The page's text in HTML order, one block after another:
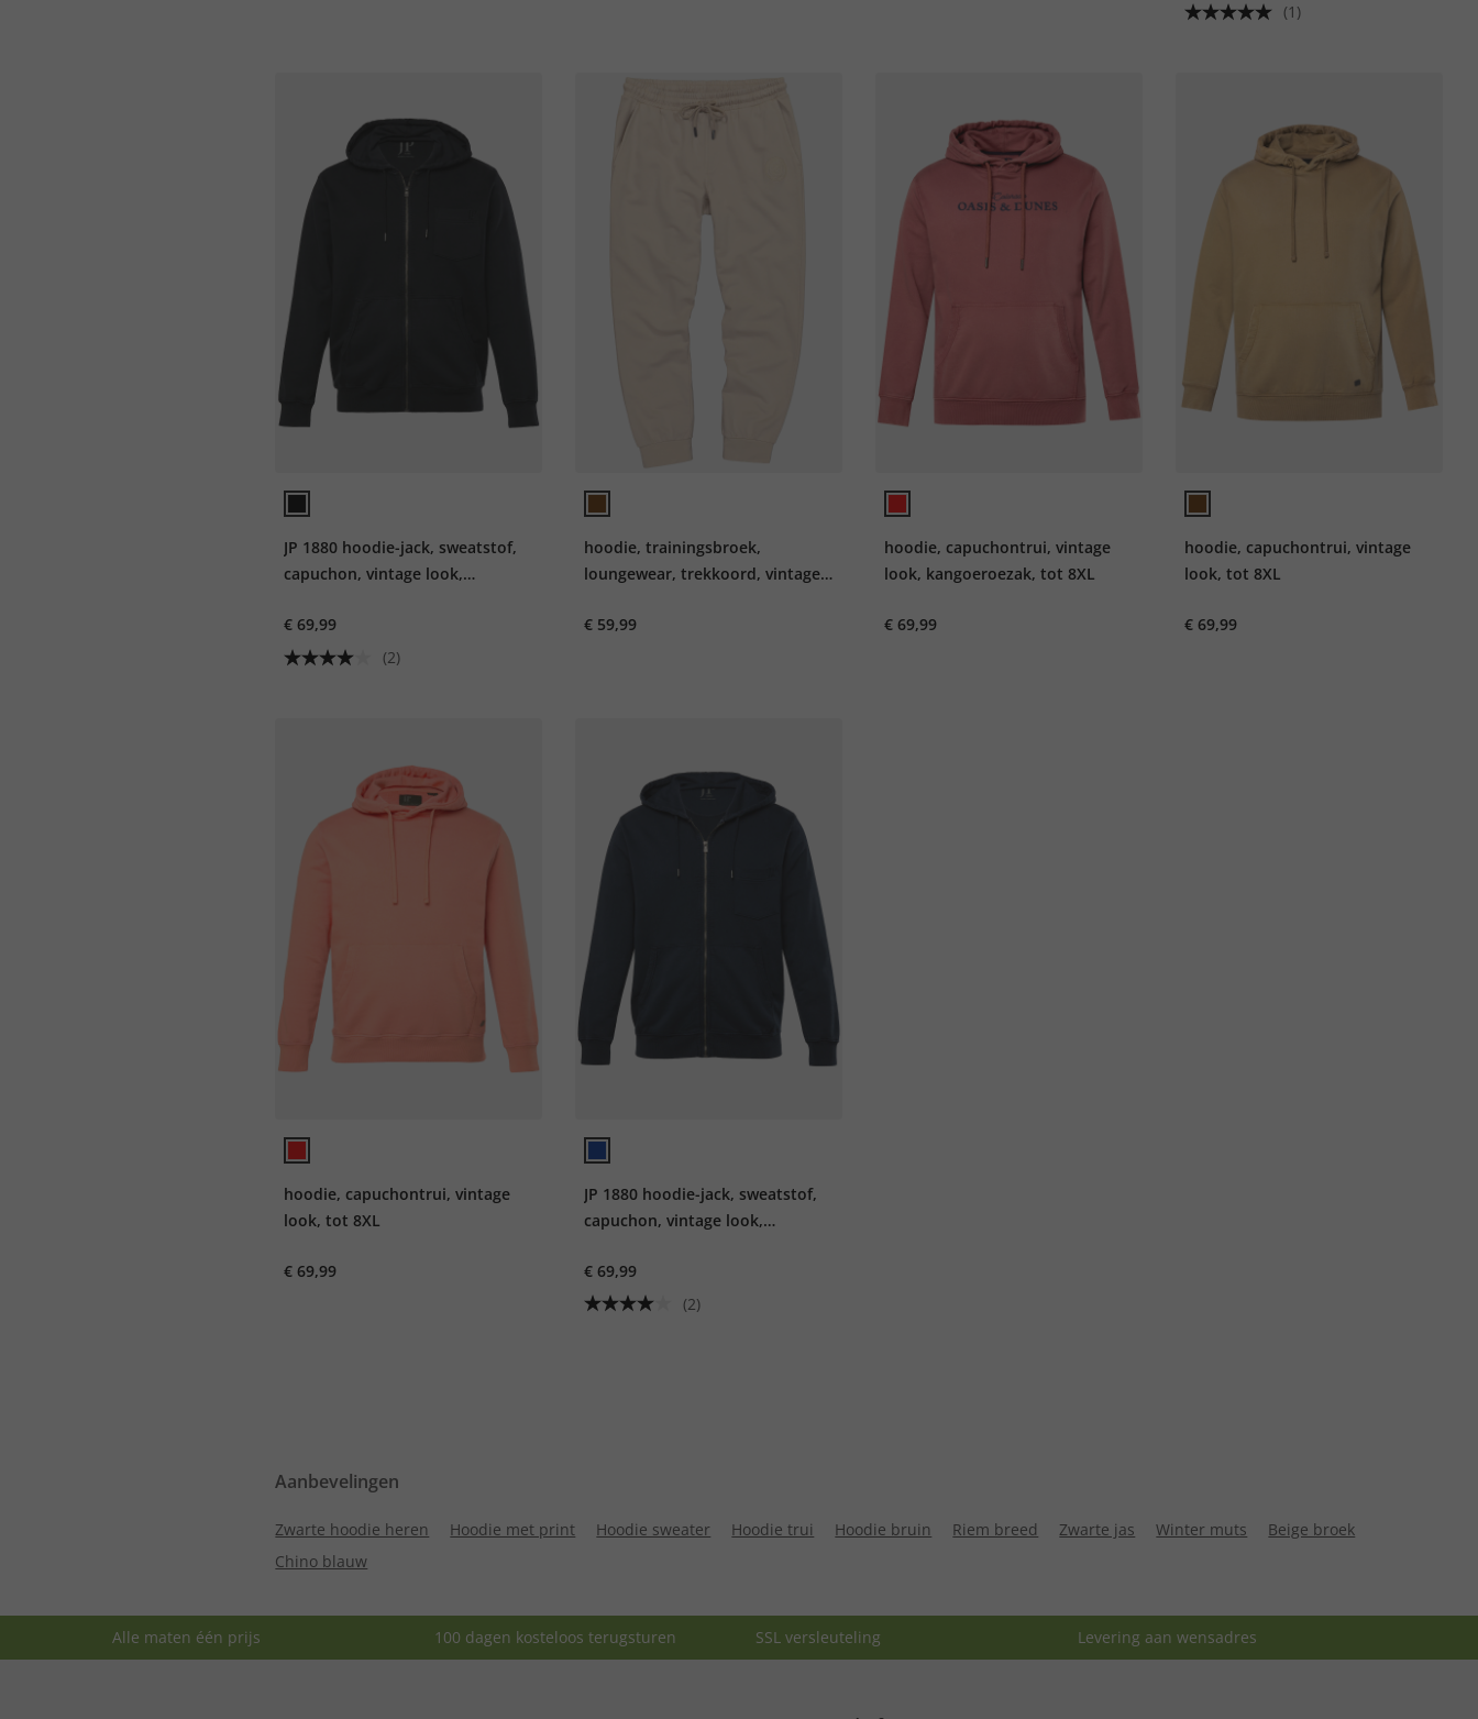
(1)
JP 1880 hoodie-jack, sweatstof,
capuchon, vintage look,
€ 69,99
(2)
hoodie, trainingsbroek,
loungewear, trekkoord, vintage
€ 59,99
hoodie, capuchontrui, vintage
look, kangoeroezak, tot 8XL
€ 69,99
hoodie, capuchontrui, vintage
look, tot 8XL
€ 69,99
hoodie, capuchontrui, vintage
look, tot 8XL
€ 69,99
JP 1880 hoodie-jack, sweatstof,
capuchon, vintage look,
€ 69,99
(2)
Aanbevelingen
Zwarte hoodie heren Hoodie met print Hoodie sweater Hoodie trui Hoodie bruin Riem breed Zwarte jas Winter muts
Beige broek
Chino blauw
Alle maten één prijs 100 dagen kosteloos terugsturen SSL versleuteling Levering aan wensadres